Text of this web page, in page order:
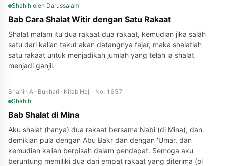
Shahih oleh Darussalam
Bab Cara Shalat Witir dengan Satu Rakaat
Shalat malam itu dua rakaat dua rakaat, kemudian jika salah
satu dari kalian takut akan datangnya fajar, maka shalatlah
satu rakaat untuk menjadikan jumlah yang telah ia shalat
menjadi ganjil.
Shahih Al-Bukhari · Kitab Haji · No. 1657
Shahih
Bab Shalat di Mina
Aku shalat (hanya) dua rakaat bersama Nabi (di Mina), dan
demikian pula dengan Abu Bakr dan dengan 'Umar, dan
kemudian kalian berpisah dalam pendapat. Semoga aku
beruntung memiliki dua dari empat rakaat yang diterima (ol